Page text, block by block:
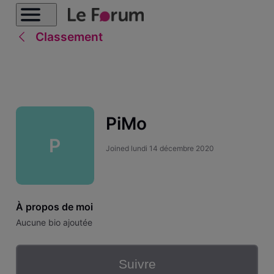
Classement
P
PiMo
Joined lundi 14 décembre 2020
À propos de moi
Aucune bio ajoutée
Suivre